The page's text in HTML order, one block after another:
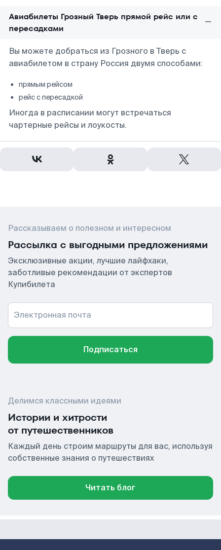
Авиабилеты Грозный Тверь прямой рейс или с
пересадками
Вы можете добраться из Грозного в Тверь с
авиабилетом в страну Россия двумя способами:
прямым рейсом
рейс с пересадкой
Иногда в расписании могут встречаться
чартерные рейсы и лоукосты.
Рассказываем о полезном и интересном
Рассылка с выгодными предложениями
Эксклюзивные акции, лучшие лайфхаки,
заботливые рекомендации от экспертов
Купибилета
Электронная почта
Подписаться
Делимся классными идеями
Истории и хитрости
от путешественников
Каждый день строим маршруты для вас, используя
собственные знания о путешествиях
Читать блог